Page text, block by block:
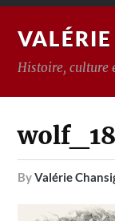
Histoire, culture
byValérie